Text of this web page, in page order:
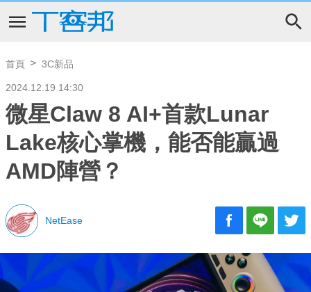
首頁 3C新品
2024.12.19 14:30
微星Claw 8 AI+首款Lunar
Lake核心掌機，能否能贏過
AMD陣營？
NetEase